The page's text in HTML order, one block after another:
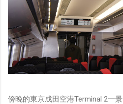
傍晚的東京成田空港Terminal 2一景